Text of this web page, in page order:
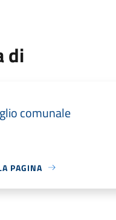
di
comunale
PAGINA